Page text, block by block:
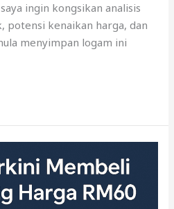
ingin kongsikan analisis
potensi kenaikan harga, dan
menyimpan logam ini